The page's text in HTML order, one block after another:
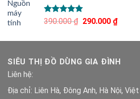
Được xếp
5.00
390.000₫
Giá
là:
290.000 ₫Giá
tại
SIÊU THỊ ĐỒ DÙNG GIA ĐÌNH
Liên hệ:
Địa chỉ: Liên Hà, Đông Anh, Hà Nội,